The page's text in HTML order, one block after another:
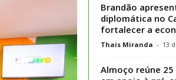
Brandão
diplomática no
fortalecer a
Thais Miranda - 13
Almoço reúne 25